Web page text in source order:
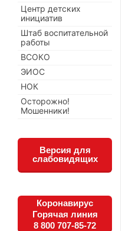
Центр детских
инициатив
Штаб воспитательной
работы
ВСОКО
ЭИОС
НОК
Осторожно!
Мошенники!
Версия для
слабовидящих
Коронавирус
Горячая линия
8 800 707-85-72